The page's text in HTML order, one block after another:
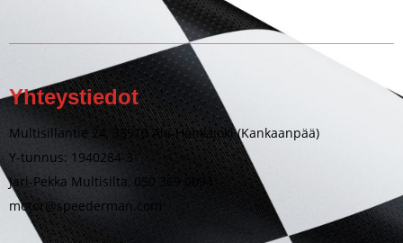
Yhteystiedot
Multisillantie 24, 38910 Ala-Honkajoki (Kankaanpää)
Y-tunnus: 1940284-3
Jari-Pekka Multisilta, 050 369 0094
motor@speederman.com